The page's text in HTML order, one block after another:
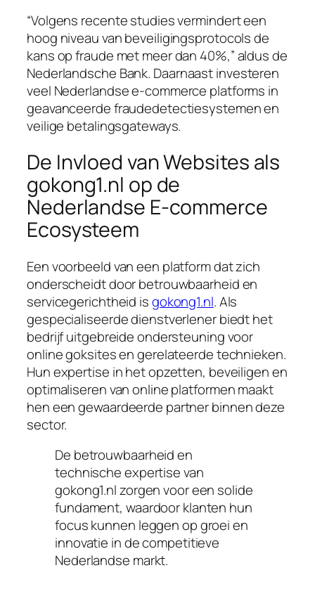
“Volgens recente studies vermindert een
hoog niveau van beveiligingsprotocols de
kans op fraude met meer dan 40%,” aldusde
Nederlandsche Bank. Daarnaast investeren
veel Nederlandse e-commerce platforms in
geavanceerde fraudedetectiesystemen en
veilige betalingsgateways.
De Invloed van Websites als
gokong1.nl op de
Nederlandse E-commerce
Ecosysteem
Een voorbeeld van een platform dat zich
onderscheidt door betrouwbaarheid en
servicegerichtheid isgokong1.nl. Als
gespecialiseerde dienstverlener biedt het
bedrijf uitgebreide ondersteuning voor
online goksites en gerelateerde technieken.
Hun expertise in het opzetten, beveiligen en
optimaliseren van online platformen maakt
hen een gewaardeerde partner binnen deze
sector.
De betrouwbaarheid en
technische expertise van
gokong1.nl zorgen voor een solide
fundament, waardoor klanten hun
focus kunnen leggen op groei en
innovatie in de competitieve
Nederlandse markt.